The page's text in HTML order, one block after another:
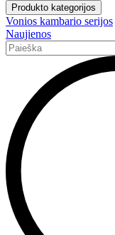
Produkto kategorijos
Vonios kambario serijos
Naujienos